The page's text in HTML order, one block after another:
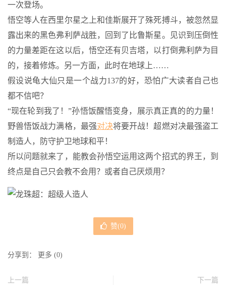
一次登场。
悟空等人在西里尔星之上和佳斯展开了殊死搏斗，被忽然显
露出来的黑色弗利萨战胜，回到了比鲁斯星。见识到压倒性
的力量差距在这以后，悟空还有贝吉塔，以打倒弗利萨为目
的，接着修炼。另一方面，此时在地球上……
假设说龟大仙只是一个战力137的好，恐怕广大读者自己也
都不信吧？
“现在轮到我了！”孙悟饭醒悟变身，展示真正真的的力量！
野兽悟饭战力满格，最强对决将要开战！超燃对决最强盗工
制造人，防守护卫地球和平！
所以问题就来了，能教会孙悟空运用这两个招式的界王，到
终点是自己只会教不会用？或者自己厌烦用？
赞(0)
分享到： 更多 (0)
上一篇
下一篇